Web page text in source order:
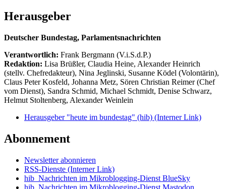
Herausgeber
Deutscher Bundestag, Parlamentsnachrichten
Verantwortlich: Frank Bergmann (V.i.S.d.P.)
Redaktion: Lisa Brüßler, Claudia Heine, Alexander Heinrich
(stellv. Chefredakteur), Nina Jeglinski, Susanne Ködel (Volontärin),
Claus Peter Kosfeld, Johanna Metz, Sören Christian Reimer (Chef
vom Dienst), Sandra Schmid, Michael Schmidt, Denise Schwarz,
Helmut Stoltenberg, Alexander Weinlein
Herausgeber "heute im bundestag" (hib) (Interner Link)
Abonnement
Newsletter abonnieren
RSS-Dienste (Interner Link)
hib_Nachrichten im Mikroblogging-Dienst BlueSky
hib_Nachrichten im Mikroblogging-Dienst Mastodon